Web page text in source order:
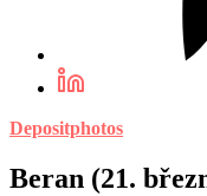
Depositphotos
Beran (21.